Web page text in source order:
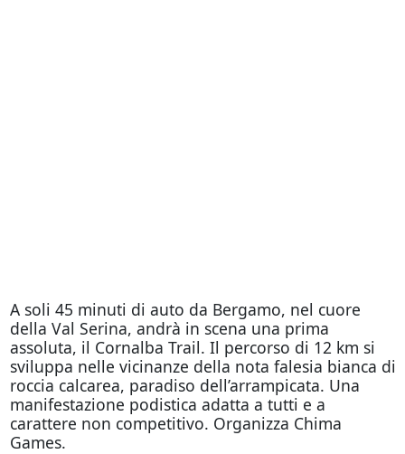
A soli 45 minuti di auto da Bergamo, nel cuore
della Val Serina, andrà in scena una prima
assoluta, il Cornalba Trail. Il percorso di 12 km si
sviluppa nelle vicinanze della nota falesia bianca di
roccia calcarea, paradiso dell’arrampicata. Una
manifestazione podistica adatta a tutti e a
carattere non competitivo. Organizza Chima
Games.